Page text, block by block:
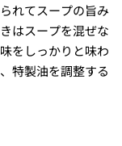
れてスープの旨み
はスープを混ぜな
をしっかりと味わ
特製油を調整する